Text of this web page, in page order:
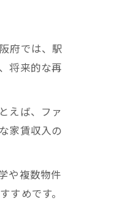
府では、駅
将来的な再
えば、ファ
家賃収入の
や複数物件
めです。